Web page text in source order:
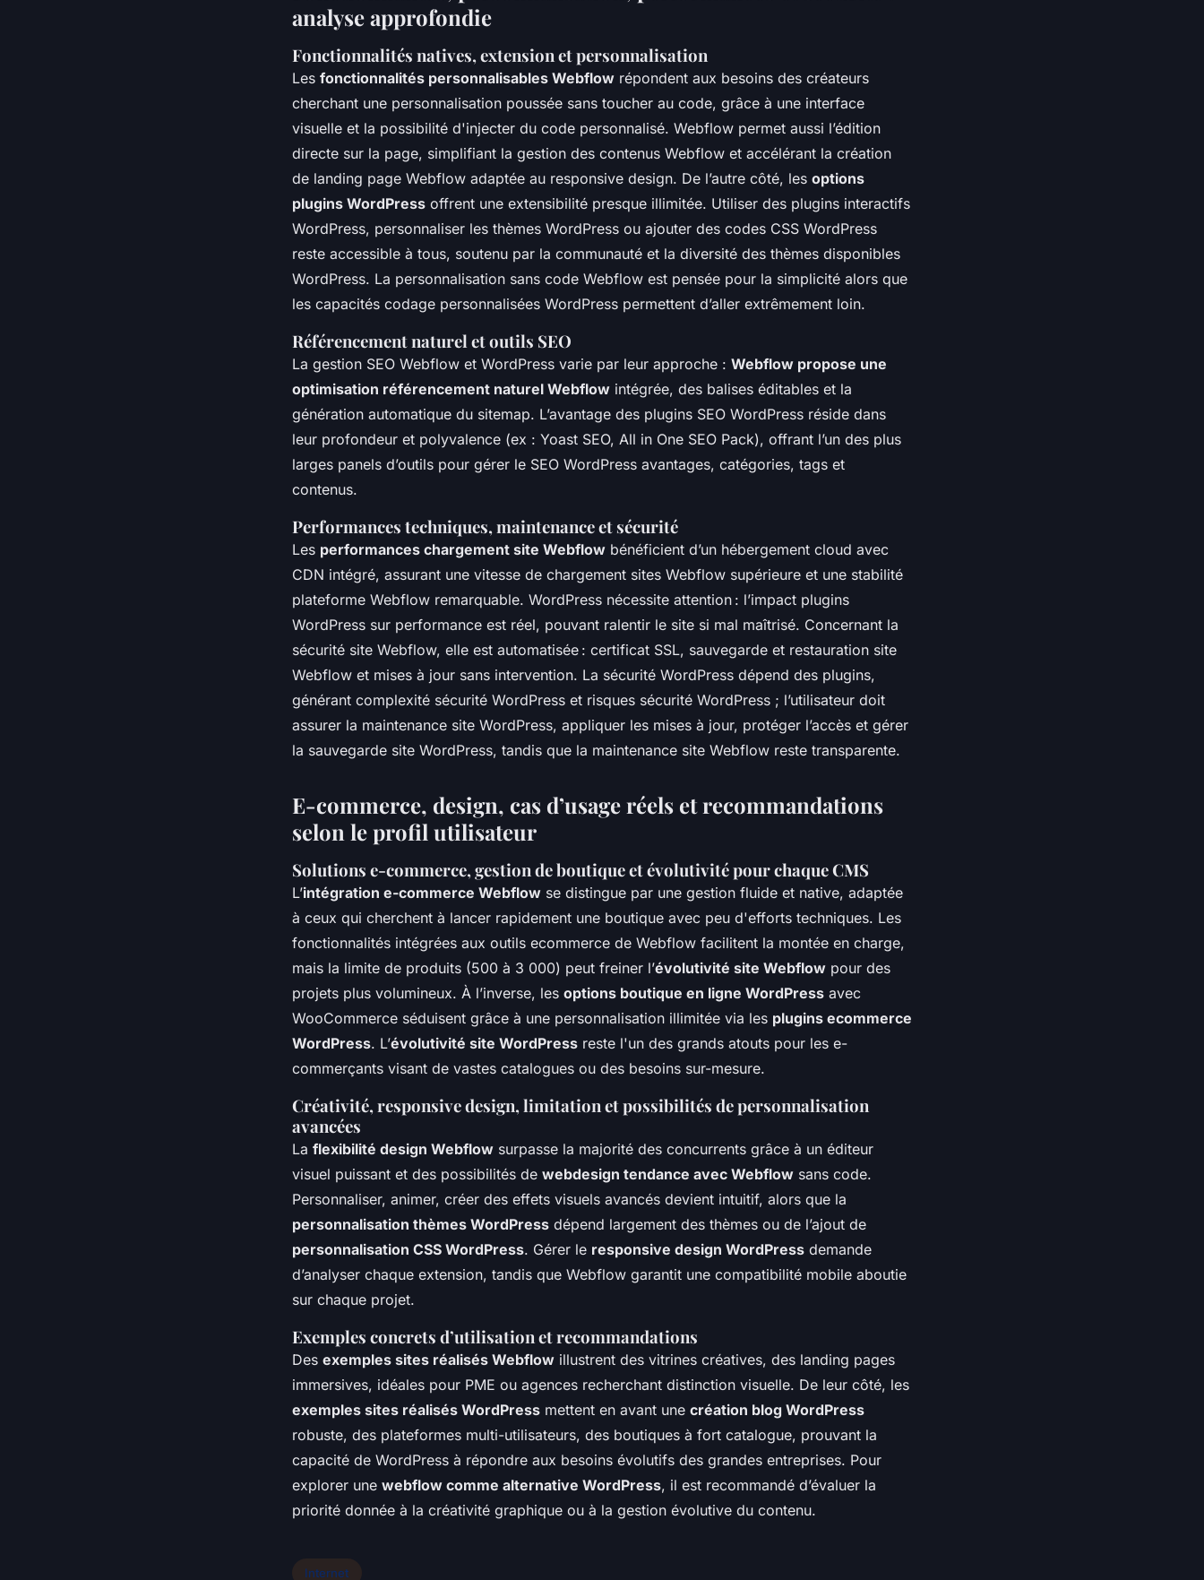
analyse approfondie
Fonctionnalités natives, extension et personnalisation
Les fonctionnalités personnalisables Webflow répondent aux besoins des créateurs
cherchant une personnalisation poussée sans toucher au code, grâce à une interface
visuelle et la possibilité d'injecter du code personnalisé. Webflow permet aussi l’édition
directe sur la page, simplifiant la gestion des contenus Webflow et accélérant la création
de landing page Webflow adaptée au responsive design. De l’autre côté, les options
plugins WordPress offrent une extensibilité presque illimitée. Utiliser des plugins interactifs
WordPress, personnaliser les thèmes WordPress ou ajouter des codes CSS WordPress
reste accessible à tous, soutenu par la communauté et la diversité des thèmes disponibles
WordPress. La personnalisation sans code Webflow est pensée pour la simplicité alors que
les capacités codage personnalisées WordPress permettent d’aller extrêmement loin.
Référencement naturel et outils SEO
La gestion SEO Webflow et WordPress varie par leur approche : Webflow propose une
optimisation référencement naturel Webflow intégrée, des balises éditables et la
génération automatique du sitemap. L’avantage des plugins SEO WordPress réside dans
leur profondeur et polyvalence (ex : Yoast SEO, All in One SEO Pack), offrant l’un des plus
larges panels d’outils pour gérer le SEO WordPress avantages, catégories, tags et
contenus.
Performances techniques, maintenance et sécurité
Les performances chargement site Webflow bénéficient d’un hébergement cloud avec
CDN intégré, assurant une vitesse de chargement sites Webflow supérieure et une stabilité
plateforme Webflow remarquable. WordPress nécessite attention : l’impact plugins
WordPress sur performance est réel, pouvant ralentir le site si mal maîtrisé. Concernant la
sécurité site Webflow, elle est automatisée : certificat SSL, sauvegarde et restauration site
Webflow et mises à jour sans intervention. La sécurité WordPress dépend des plugins,
générant complexité sécurité WordPress et risques sécurité WordPress ; l’utilisateur doit
assurer la maintenance site WordPress, appliquer les mises à jour, protéger l’accès et gérer
la sauvegarde site WordPress, tandis que la maintenance site Webflow reste transparente.
E-commerce, design, cas d’usage réels et recommandations
selon le profil utilisateur
Solutions e-commerce, gestion de boutique et évolutivité pour chaque CMS
L’intégration e-commerce Webflow se distingue par une gestion fluide et native, adaptée
à ceux qui cherchent à lancer rapidement une boutique avec peu d'efforts techniques. Les
fonctionnalités intégrées aux outils ecommerce de Webflow facilitent la montée en charge,
mais la limite de produits (500 à 3 000) peut freiner l’évolutivité site Webflow pour des
projets plus volumineux. À l’inverse, les options boutique en ligne WordPress avec
WooCommerce séduisent grâce à une personnalisation illimitée via les plugins ecommerce
WordPress. L’évolutivité site WordPress reste l'un des grands atouts pour les e-
commerçants visant de vastes catalogues ou des besoins sur-mesure.
Créativité, responsive design, limitation et possibilités de personnalisation
avancées
La flexibilité design Webflow surpasse la majorité des concurrents grâce à un éditeur
visuel puissant et des possibilités de webdesign tendance avec Webflow sans code.
Personnaliser, animer, créer des effets visuels avancés devient intuitif, alors que la
personnalisation thèmes WordPress dépend largement des thèmes ou de l’ajout de
personnalisation CSS WordPress. Gérer le responsive design WordPress demande
d’analyser chaque extension, tandis que Webflow garantit une compatibilité mobile aboutie
sur chaque projet.
Exemples concrets d’utilisation et recommandations
Des exemples sites réalisés Webflow illustrent des vitrines créatives, des landing pages
immersives, idéales pour PME ou agences recherchant distinction visuelle. De leur côté, les
exemples sites réalisés WordPress mettent en avant une création blog WordPress
robuste, des plateformes multi-utilisateurs, des boutiques à fort catalogue, prouvant la
capacité de WordPress à répondre aux besoins évolutifs des grandes entreprises. Pour
explorer une webflow comme alternative WordPress, il est recommandé d’évaluer la
priorité donnée à la créativité graphique ou à la gestion évolutive du contenu.
Internet